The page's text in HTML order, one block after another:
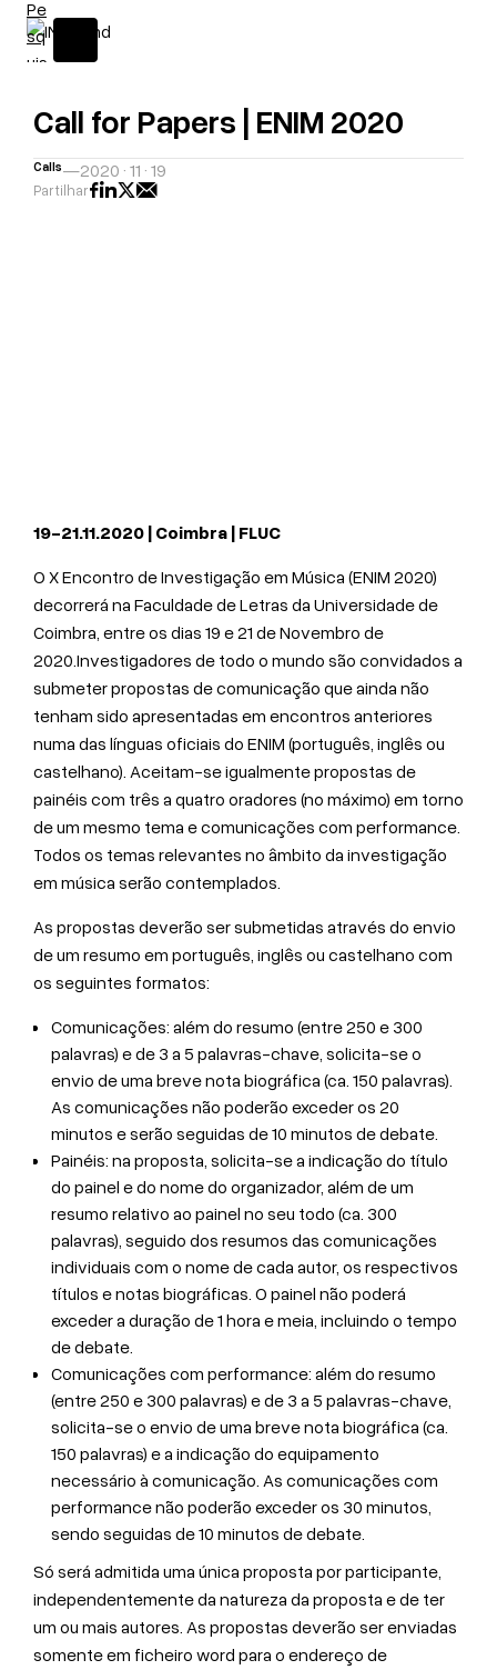
Call for Papers | ENIM 2020
Calls—2020 · 11 · 19
PartilharAHD R
19-21.11.2020 | Coimbra | FLUC
O X Encontro de Investigação em Música (ENIM 2020)
decorrerá na Faculdade de Letras da Universidade de
Coimbra, entre os dias 19 e 21 de Novembro de
2020.Investigadores de todo o mundo são convidados a
submeter propostas de comunicação que ainda não
tenham sido apresentadas em encontros anteriores
numa das línguas oficiais do ENIM (português, inglês ou
castelhano). Aceitam-se igualmente propostas de
painéis com três a quatro oradores (no máximo) em torno
de um mesmo tema e comunicações com performance.
Todos os temas relevantes no âmbito da investigação
em música serão contemplados.
As propostas deverão ser submetidas através do envio
de um resumo em português, inglês ou castelhano com
os seguintes formatos:
Comunicações: além do resumo (entre 250 e 300
palavras) e de 3 a 5 palavras-chave, solicita-se o
envio de uma breve nota biográfica (ca. 150 palavras).
As comunicações não poderão exceder os 20
minutos e serão seguidas de 10 minutos de debate.
Painéis: na proposta, solicita-se a indicação do título
do painel e do nome do organizador, além de um
resumo relativo ao painel no seu todo (ca. 300
palavras), seguido dos resumos das comunicações
individuais com o nome de cada autor, os respectivos
títulos e notas biográficas. O painel não poderá
exceder a duração de 1 hora e meia, incluindo o tempo
de debate.
Comunicações com performance: além do resumo
(entre 250 e 300 palavras) e de 3 a 5 palavras-chave,
solicita-se o envio de uma breve nota biográfica (ca.
150 palavras) e a indicação do equipamento
necessário à comunicação. As comunicações com
performance não poderão exceder os 30 minutos,
sendo seguidas de 10 minutos de debate.
Só será admitida uma única proposta por participante,
independentemente da natureza da proposta e de ter
um ou mais autores. As propostas deverão ser enviadas
somente em ficheiro word para o endereço de